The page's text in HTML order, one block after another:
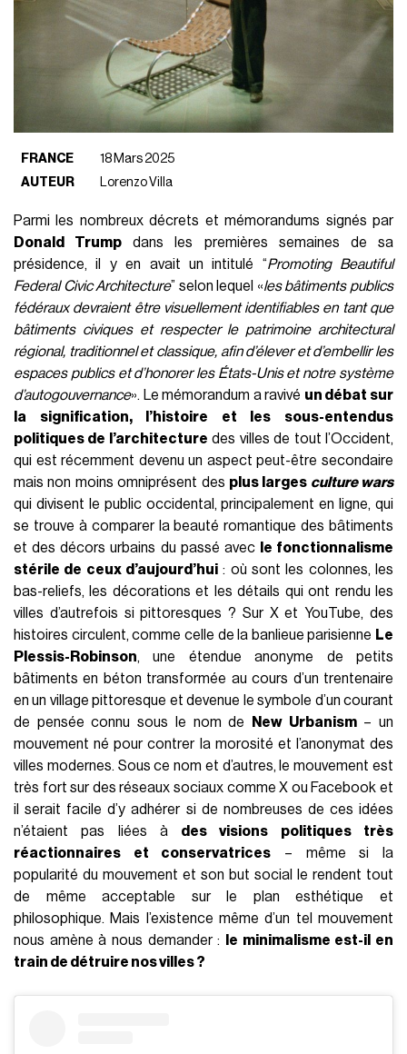
FRANCE
18 Mars 2025
AUTEUR
Lorenzo Villa
Parmi les nombreux décrets et mémorandums signés par
Donald Trump dans les premières semaines de sa
présidence, il y en avait un intitulé “Promoting Beautiful
Federal Civic Architecture” selon lequel «les bâtiments publics
fédéraux devraient être visuellement identifiables en tant que
bâtiments civiques et respecter le patrimoine architectural
régional, traditionnel et classique, afin d’élever et d’embellir les
espaces publics et d’honorer les États-Unis et notre système
d’autogouvernance». Le mémorandum a ravivé un débat sur
la signification, l’histoire et les sous-entendus
politiques de l’architecture des villes de tout l’Occident,
qui est récemment devenu un aspect peut-être secondaire
mais non moins omniprésent des plus larges culture wars
qui divisent le public occidental, principalement en ligne, qui
se trouve à comparer la beauté romantique des bâtiments
et des décors urbains du passé avec
le fonctionnalisme
stérile de ceux d’aujourd’hui : où sont les colonnes, les
bas-reliefs, les décorations et les détails qui ont rendu les
villes d’autrefois si pittoresques ? Sur X et YouTube, des
histoires circulent, comme celle de la banlieue parisienne Le
Plessis-Robinson, une étendue anonyme de petits
bâtiments en béton transformée au cours d’un trentenaire
en un village pittoresque et devenue le symbole d’un courant
de pensée connu sous le nom de
New Urbanism– un
mouvement né pour contrer la morosité et l’anonymat des
villes modernes. Sous ce nom et d’autres, le mouvement est
très fort sur des réseaux sociaux comme X ou Facebook et
il serait facile d’y adhérer si de nombreuses de ces idées
n’étaient pas liées à des visions politiques très
réactionnaires et conservatrices – même si la
popularité du mouvement et son but social le rendent tout
de même acceptable sur le plan esthétique et
philosophique. Mais l’existence même d’un tel mouvement
nous amène à nous demander :
le minimalisme est-il en
train de détruire nos villes ?